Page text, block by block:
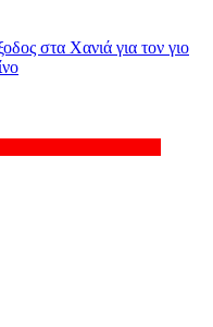
στα Χανιά για τον γιο